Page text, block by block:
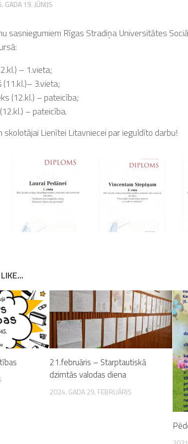
GADA 19. JŪNIJS
sasniegumiem Rīgas Stradiņa Universitātes
– 1.vieta;
3.vieta;
(12.kl.) – pateicība;
– pateicība.
skolotājai Lienītei Litavniecei par ieguldīto darbu!
21.februāris – Starptautiskā
dzimtās valodas diena
2024. GADA 29. FEBRUĀRIS